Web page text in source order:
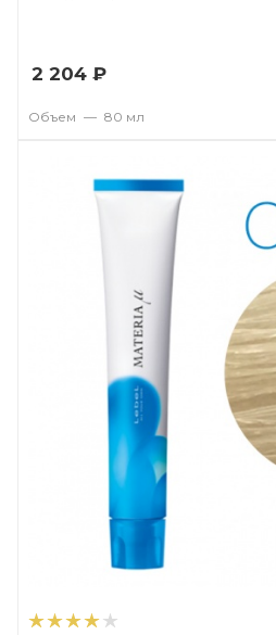
2 204 ₽
Объем — 80 мл